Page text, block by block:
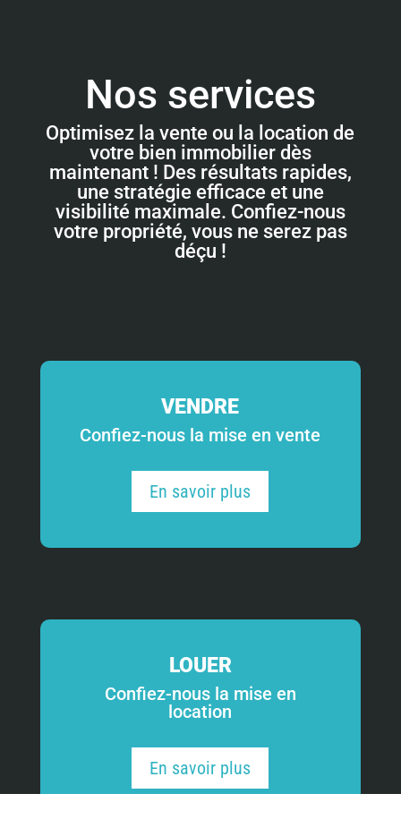
Nos services
Optimisez la vente ou la location de
votre bien immobilier dès
maintenant ! Des résultats rapides,
une stratégie efficace et une
visibilité maximale. Confiez-nous
votre propriété, vous ne serez pas
déçu !
VENDRE
Confiez-nous la mise en vente
En savoir plus
LOUER
Confiez-nous la mise en
location
En savoir plus